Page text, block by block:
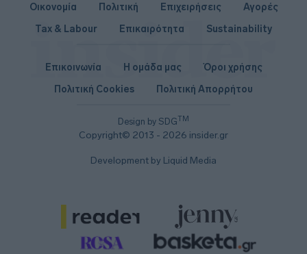
Οικονομία Πολιτική Επιχειρήσεις
Αγορές
Tax & Labour
Επικαιρότητα Sustainability
Design by SDGTM
Copyright© 2013 - 2026 insider.gr
Επικοινωνία Η ομάδα μας
Όροι χρήσης
Πολιτική Cookies
Πολιτική Απορρήτου
Development by Liquid Media